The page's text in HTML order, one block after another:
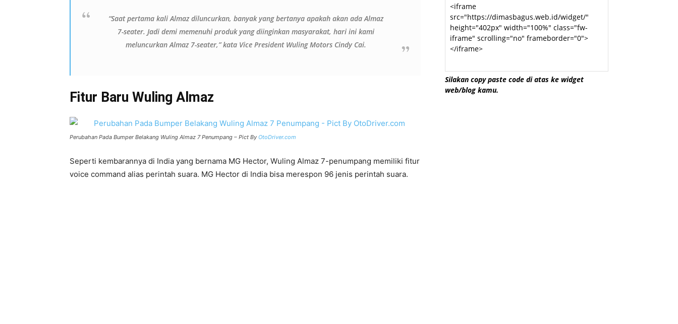
“Saat pertama kali Almaz diluncurkan, banyak yang bertanya apakah akan ada Almaz
7-seater. Jadi demi memenuhi produk yang diinginkan masyarakat, hari ini kami
meluncurkan Almaz 7-seater,” kata Vice President Wuling Motors Cindy Cai.
Fitur Baru Wuling Almaz
Perubahan Pada Bumper Belakang Wuling Almaz 7 Penumpang – Pict By OtoDriver.com
Seperti kembarannya di India yang bernama MG Hector, Wuling Almaz 7-penumpang memiliki fitur
voice command alias perintah suara. MG Hector di India bisa merespon 96 jenis perintah suara.
Silakan copy paste code di atas ke widget
web/blog kamu.